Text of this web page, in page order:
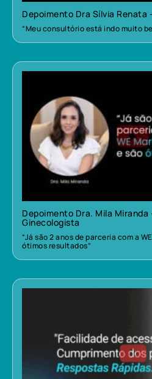
Depoimento Dra Sílvia Renata
“Meu consultório está indo muito
Depoimento Dra. Mila
Ginecologista
“Já são 2 anos de parceria com a
ótimos resultados”